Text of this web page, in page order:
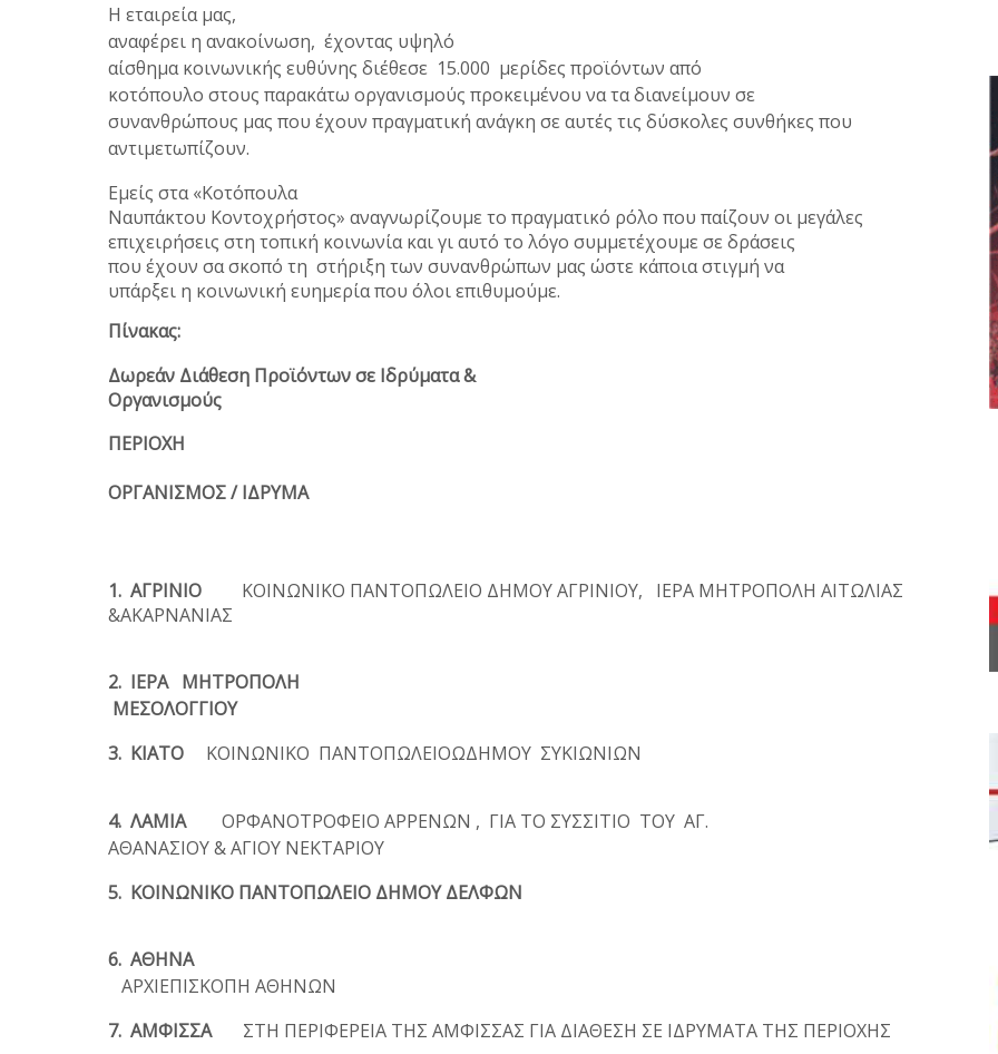
Η εταιρεία μας,
αναφέρει η ανακοίνωση, έχοντας υψηλό
αίσθημα κοινωνικής ευθύνης διέθεσε 15.000 μερίδες προϊόντων από
κοτόπουλο στους παρακάτω οργανισμούς προκειμένου να τα διανείμουν σε
συνανθρώπους μας που έχουν πραγματική ανάγκη σε αυτές τις δύσκολες συνθήκες που
αντιμετωπίζουν.
Εμείς στα «Κοτόπουλα
Ναυπάκτου Κοντοχρήστος» αναγνωρίζουμε το πραγματικό ρόλο που παίζουν οι μεγάλες
επιχειρήσεις στη τοπική κοινωνία και γι αυτό το λόγο συμμετέχουμε σε δράσεις
που έχουν σα σκοπό τη στήριξη των συνανθρώπων μας ώστε κάποια στιγμή να
υπάρξει η κοινωνική ευημερία που όλοι επιθυμούμε.
Πίνακας:
Δωρεάν Διάθεση Προϊόντων σε Ιδρύματα &
Οργανισμούς
ΠΕΡΙΟΧΗ
ΟΡΓΑΝΙΣΜΟΣ / ΙΔΡΥΜΑ
1. ΑΓΡΙΝΙΟ
ΚΟΙΝΩΝΙΚΟ ΠΑΝΤΟΠΩΛΕΙΟ ΔΗΜΟΥ ΑΓΡΙΝΙΟΥ, ΙΕΡΑ ΜΗΤΡΟΠΟΛΗ ΑΙΤΩΛΙΑΣ
&ΑΚΑΡΝΑΝΙΑΣ
2. ΙΕΡΑ ΜΗΤΡΟΠΟΛΗ
ΜΕΣΟΛΟΓΓΙΟΥ
3. ΚΙΑΤΟ ΚΟΙΝΩΝΙΚΟ ΠΑΝΤΟΠΩΛΕΙΟΩΔΗΜΟΥ ΣΥΚΙΩΝΙΩΝ
4. ΛΑΜΙΑ
ΟΡΦΑΝΟΤΡΟΦΕΙΟ ΑΡΡΕΝΩΝ , ΓΙΑ ΤΟ ΣΥΣΣΙΤΙΟ ΤΟΥ ΑΓ.
ΑΘΑΝΑΣΙΟΥ & ΑΓΙΟΥ ΝΕΚΤΑΡΙΟΥ
5. ΚΟΙΝΩΝΙΚΟ ΠΑΝΤΟΠΩΛΕΙΟ ΔΗΜΟΥ ΔΕΛΦΩΝ
6. ΑΘΗΝΑ
ΑΡΧΙΕΠΙΣΚΟΠΗ ΑΘΗΝΩΝ
7. ΑΜΦΙΣΣΑ
ΣΤΗ ΠΕΡΙΦΕΡΕΙΑ ΤΗΣ ΑΜΦΙΣΣΑΣ ΓΙΑ ΔΙΑΘΕΣΗ ΣΕ ΙΔΡΥΜΑΤΑ ΤΗΣ ΠΕΡΙΟΧΗΣ